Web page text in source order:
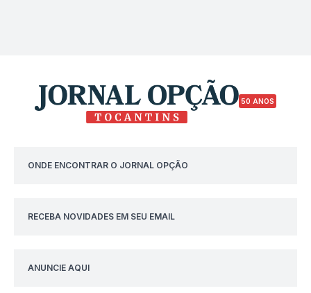
50 ANOS
ONDE ENCONTRAR O JORNAL OPÇÃO
RECEBA NOVIDADES EM SEU EMAIL
ANUNCIE AQUI